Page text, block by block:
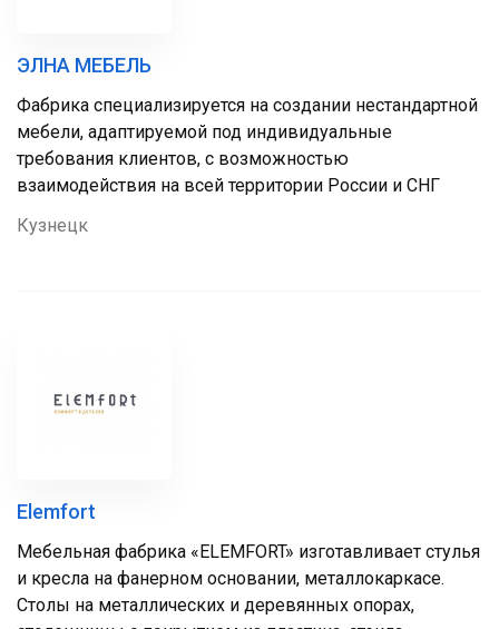
ЭЛНА МЕБЕЛЬ
Фабрика специализируется на создании нестандартной
мебели, адаптируемой под индивидуальные
требования клиентов, с возможностью
взаимодействия на всей территории России и СНГ
Кузнецк
Elemfort
Мебельная фабрика «ELEMFORT» изготавливает стулья
и кресла на фанерном основании, металлокаркасе.
Столы на металлических и деревянных опорах,